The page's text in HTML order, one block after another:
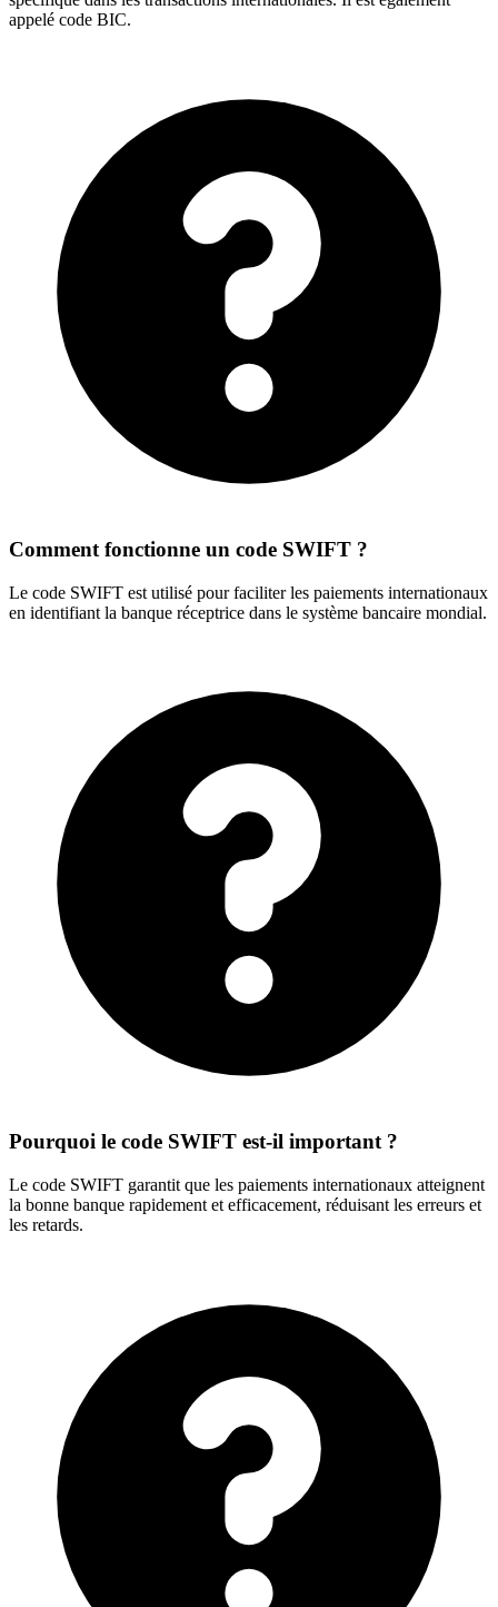
appelé code BIC.
Comment fonctionne un code SWIFT ?
Le code SWIFT est utilisé pour faciliter les paiements internationaux
en identifiant la banque réceptrice dans le système bancaire mondial.
Pourquoi le code SWIFT est-il important ?
Le code SWIFT garantit que les paiements internationaux atteignent
la bonne banque rapidement et efficacement, réduisant les erreurs et
les retards.